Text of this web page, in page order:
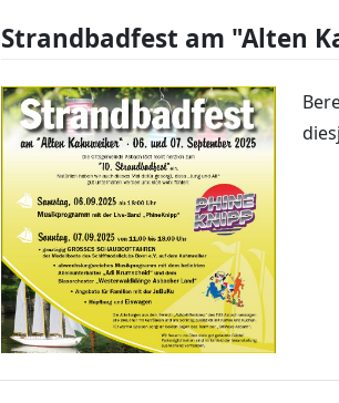
Strandbadfest am "Alten